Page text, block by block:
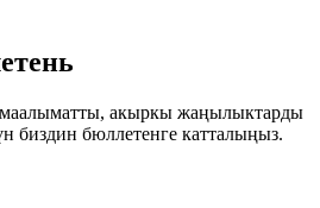
акыркы жаңылыктарды
биздин бюллетенге катталыңыз.